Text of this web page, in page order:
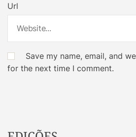
Url
Save my name, email, and
for the next time I comment.